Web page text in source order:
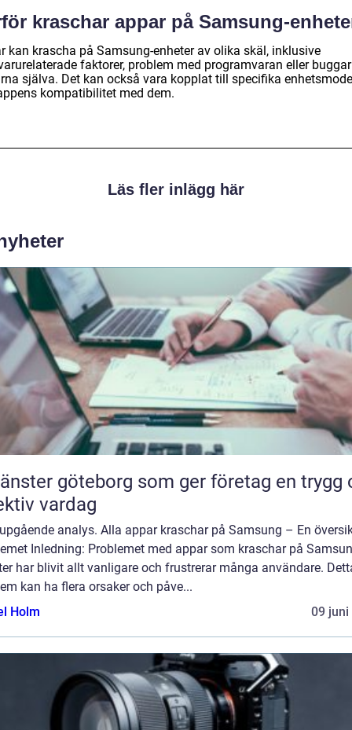
kraschar appar på Samsung-
kan krascha på Samsung-enheter av olika skäl, inklusive
faktorer, problem med programvaran eller
själva. Det kan också vara kopplat till specifika
kompatibilitet med dem.
Läs fler inlägg här
göteborg som ger företag en trygg
vardag
analys. Alla appar kraschar på Samsung – En
Inledning: Problemet med appar som kraschar på
har blivit allt vanligare och frustrerar många användare.
kan ha flera orsaker och påve...
Holm
09 juni